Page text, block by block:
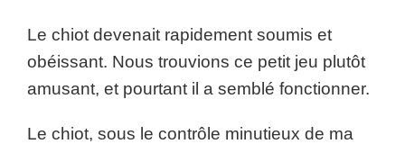
Le chiot devenait rapidement soumis et
obéissant. Nous trouvions ce petit jeu plutôt
amusant, et pourtant il a semblé fonctionner.
Le chiot, sous le contrôle minutieux de ma